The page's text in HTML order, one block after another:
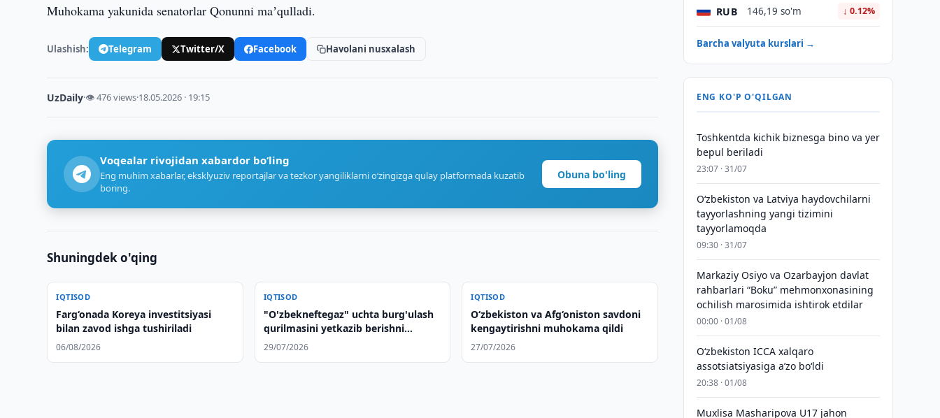
Muhokama yakunida senatorlar Qonunni maʼqulladi.
Ulashish: Telegram Twitter/X Facebook Havolani nusxalash
UzDaily·👁 476 views·18.05.2026 · 19:15
Voqealar rivojidan xabardor bo‘ling
Eng muhim xabarlar, eksklyuziv reportajlar va tezkor yangiliklarni o‘zingizga qulay platformada kuzatib
boring.
Obuna bo'ling
Shuningdek o'qing
IQTISOD
Farg‘onada Koreya investitsiyasi
bilan zavod ishga tushiriladi
06/08/2026
IQTISOD
"O'zbekneftegaz" uchta burg'ulash
qurilmasini yetkazib berishni
tezlashtiradi
29/07/2026
IQTISOD
O‘zbekiston va Afg‘oniston savdoni
kengaytirishni muhokama qildi
27/07/2026
RUB 146,19 so'm ↓ 0.12%
Barcha valyuta kurslari →
ENG KO'P O'QILGAN
Toshkentda kichik biznesga bino va yer
bepul beriladi
23:07 · 31/07
Oʻzbekiston va Latviya haydovchilarni
tayyorlashning yangi tizimini
tayyorlamoqda
09:30 · 31/07
Markaziy Osiyo va Ozarbayjon davlat
rahbarlari “Boku” mehmonxonasining
ochilish marosimida ishtirok etdilar
00:00 · 01/08
O‘zbekiston ICCA xalqaro
assotsiatsiyasiga aʼzo bo‘ldi
20:38 · 01/08
Muxlisa Masharipova U17 jahon